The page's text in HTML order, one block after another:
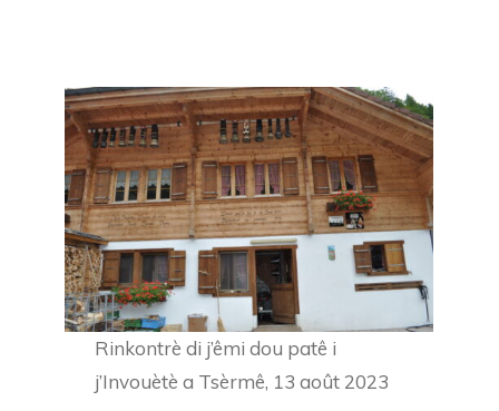
Rinkontrè di j’êmi dou patê i
j’Invouètè a Tsèrmê, 13 août 2023